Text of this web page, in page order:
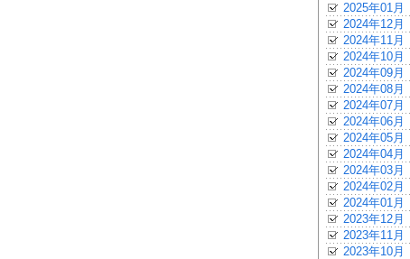
2025年01月
2024年12月
2024年11月
2024年10月
2024年09月
2024年08月
2024年07月
2024年06月
2024年05月
2024年04月
2024年03月
2024年02月
2024年01月
2023年12月
2023年11月
2023年10月